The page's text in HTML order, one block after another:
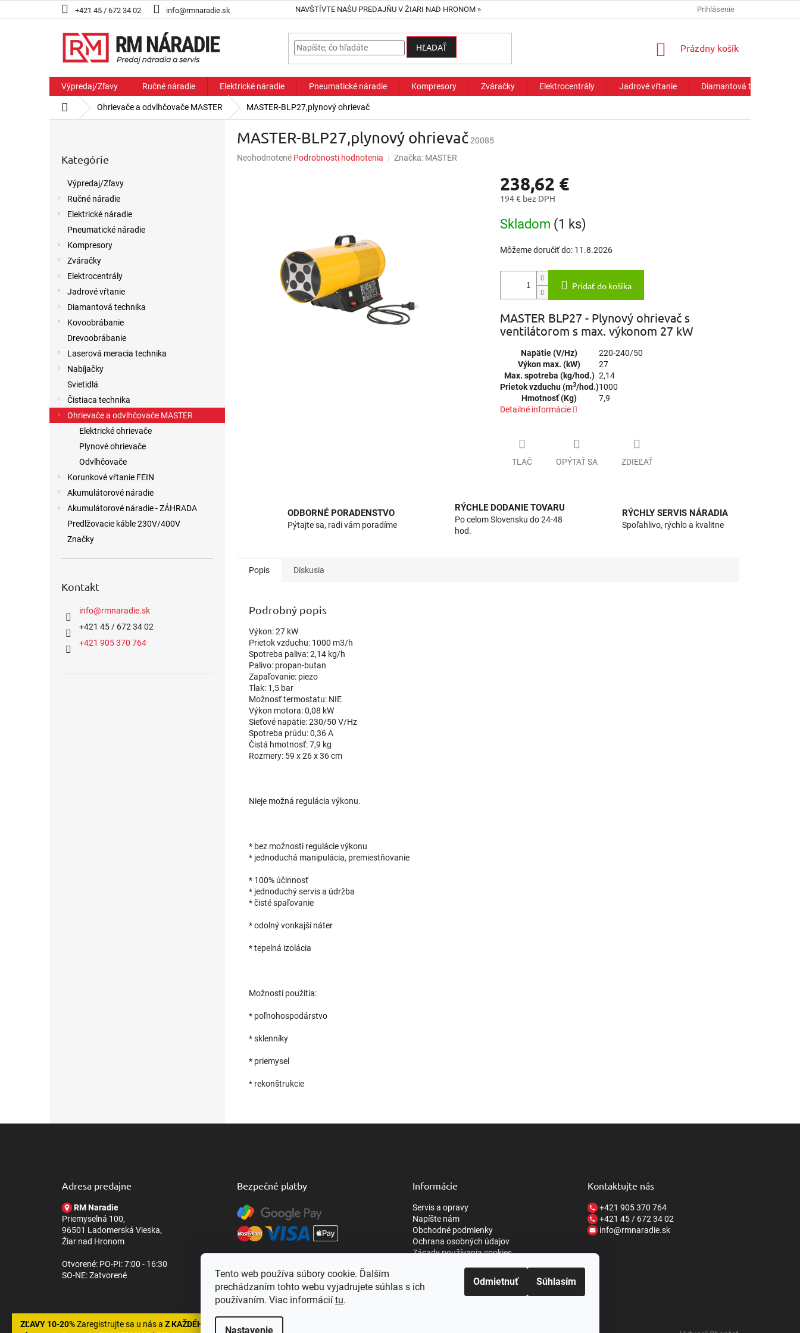
Tento web používa súbory cookie. Ďalším
prechádzaním tohto webu vyjadrujete súhlas s ich
používaním. Viac informácií tu.
Nastavenie
Odmietnuť Súhlasím
na
ZĽAVY 10-20%Zaregistrujte sa u nás a Z KAŽDÉHO NÁKUPU
+421 45 / 672 34 02 info@rmnaradie.sk NAVŠTÍVTE NAŠU PREDAJŇU V ŽIARI NAD HRONOM » Prihlásenie
HĽADAŤ
NÁKUPNÝ
Prázdny košík
Výpredaj/Zľavy Ručné náradie Elektrické náradie Pneumatické náradie Kompresory Zváračky Elektrocentrály Jadrové vŕtanie Diamantová technika
DomovOhrievače a odvlhčovače MASTER MASTER-BLP27,plynový ohrievač
kategórie
Kategórie
Výpredaj/Zľavy
Ručné náradie
Elektrické náradie
Pneumatické náradie
Kompresory
Zváračky
Elektrocentrály
Jadrové vŕtanie
Diamantová technika
Kovoobrábanie
Drevoobrábanie
Laserová meracia technika
Nabíjačky
Svietidlá
Čistiaca technika
Ohrievače a odvlhčovače MASTER
Elektrické ohrievače
Plynové ohrievače
Odvlhčovače
Korunkové vŕtanie FEIN
Akumulátorové náradie
Akumulátorové náradie - ZÁHRADA
Predlžovacie káble 230V/400V
Značky
Kontakt
info@rmnaradie.sk
+421 45 / 672 34 02
+421 905 370 764
MASTER-BLP27,plynový ohrievač20085
Priemerné
Neohodnotené Podrobnosti hodnotenia Značka: MASTER
238,62 €
194 € bez DPH
cena:
Skladom (1 ks)
Môžeme doručiť do: 11.8.2026
Pridať do košíka
MASTER BLP27 - Plynový ohrievač s
ventilátorom s max. výkonom 27 kW
Napätie (V/Hz)
220-240/50
Výkon max. (kW)
27
Max. spotreba (kg/hod.) 2,14
Prietok vzduchu (m3/hod.)1000
Hmotnosť (Kg)
7,9
Detailné informácie
TLAČ OPÝTAŤ SA ZDIEĽAŤ
ODBORNÉ PORADENSTVO
Pýtajte sa, radi vám poradíme
RÝCHLE DODANIE TOVARU
Po celom Slovensku do 24-48
hod.
RÝCHLY SERVIS NÁRADIA
Spoľahlivo, rýchlo a kvalitne
Popis Diskusia
Podrobný popis
Výkon: 27 kW
Prietok vzduchu: 1000 m3/h
Spotreba paliva: 2,14 kg/h
Palivo: propan-butan
Zapaľovanie: piezo
Tlak: 1,5 bar
Možnosť termostatu: NIE
Výkon motora: 0,08 kW
Sieťové napätie: 230/50 V/Hz
Spotreba prúdu: 0,36 A
Čistá hmotnosť: 7,9 kg
Rozmery: 59 x 26 x 36 cm
Nieje možná regulácia výkonu.
* bez možnosti regulácie výkonu
* jednoduchá manipulácia, premiestňovanie
* 100% účinnosť
* jednoduchý servis a údržba
* čisté spaľovanie
* odolný vonkajší náter
* tepelná izolácia
Možnosti použitia:
* poľnohospodárstvo
* sklenníky
* priemysel
* rekonštrukcie
Adresa predajne
RM Naradie
Priemyselná 100,
96501 Ladomerská Vieska,
Žiar nad Hronom
Otvorené: PO-PI: 7:00 - 16:30
SO-NE: Zatvorené
Bezpečné platby Informácie
Servis a opravy
Napíšte nám
Obchodné podmienky
Ochrana osobných údajov
Zásady používania cookies
Kontaktujte nás
+421 905 370 764
+421 45 / 672 34 02
info@rmnaradie.sk